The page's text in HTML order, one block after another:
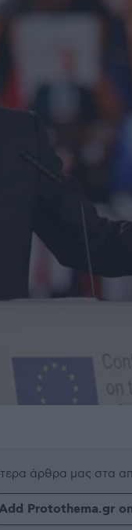
άρθρα μας στα
Protothema.gr